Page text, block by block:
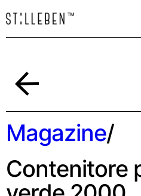
Magazine/
Contenitore